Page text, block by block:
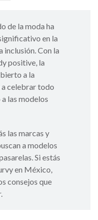
de la moda ha
en la
inclusión. Con la
positive, la
a la
celebrar todo
las modelos
las marcas y
a modelos
Si estás
en México,
consejos que